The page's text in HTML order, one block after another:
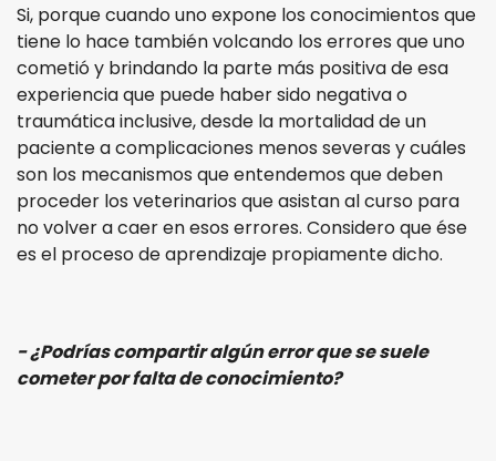
Si, porque cuando uno expone los conocimientos que
tiene lo hace también volcando los errores que uno
cometió y brindando la parte más positiva de esa
experiencia que puede haber sido negativa o
traumática inclusive, desde la mortalidad de un
paciente a complicaciones menos severas y cuáles
son los mecanismos que entendemos que deben
proceder los veterinarios que asistan al curso para
no volver a caer en esos errores. Considero que ése
es el proceso de aprendizaje propiamente dicho.
- ¿Podrías compartir algún error que se suele
cometer por falta de conocimiento?